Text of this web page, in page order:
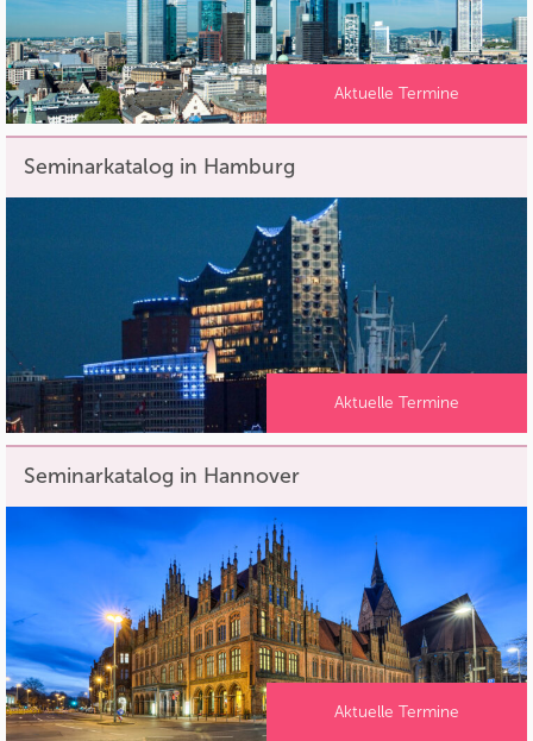
Aktuelle Termine
Seminarkatalog in Hamburg
Aktuelle Termine
Seminarkatalog in Hannover
Aktuelle Termine